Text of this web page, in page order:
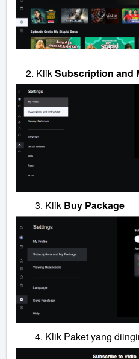
2. KlikSubscription and
Klik Buy Package
Klik Paket yang